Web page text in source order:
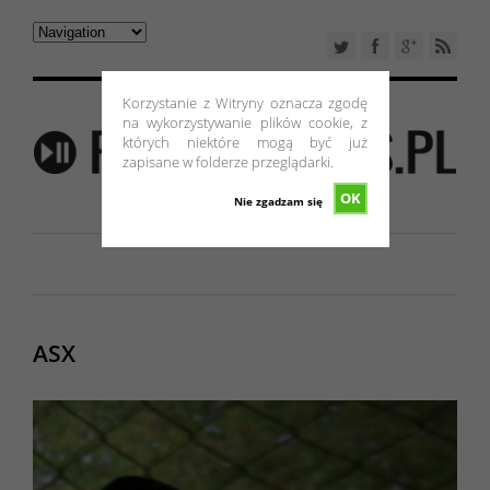
Korzystanie z Witryny oznacza zgodę
na wykorzystywanie plików cookie, z
których niektóre mogą być już
zapisane w folderze przeglądarki.
OK
Nie zgadzam się
ASX